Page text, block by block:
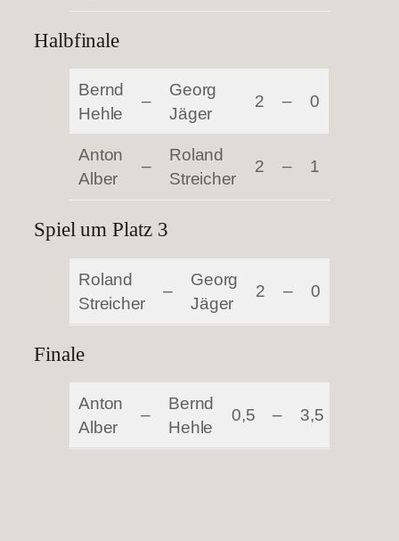
Halbfinale
Bernd
Hehle
–
Georg
Jäger
2 – 0
Anton
Alber
–
Roland
Streicher
2 – 1
Spiel um Platz 3
Roland
Streicher
–
Georg
Jäger
2 – 0
Finale
Anton
Alber
–
Bernd
Hehle
0,5 – 3,5